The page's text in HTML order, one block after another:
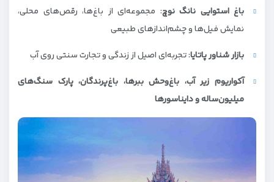
باغ استوایی نانگ نوچ: مجموعه‌ای از باغ‌ها، رقص‌های محلی،
نمایش فیل‌ها و چشم‌اندازهای طبیعی
بازار شناور پاتایا: تجربه‌ای اصیل از زندگی و تجارت سنتی روی آب
آکواریوم زیر آب، باغ‌وحش ببرها، باغ‌پرندگان، پارک سنگ‌های
میلیون‌ساله و دایناسورها